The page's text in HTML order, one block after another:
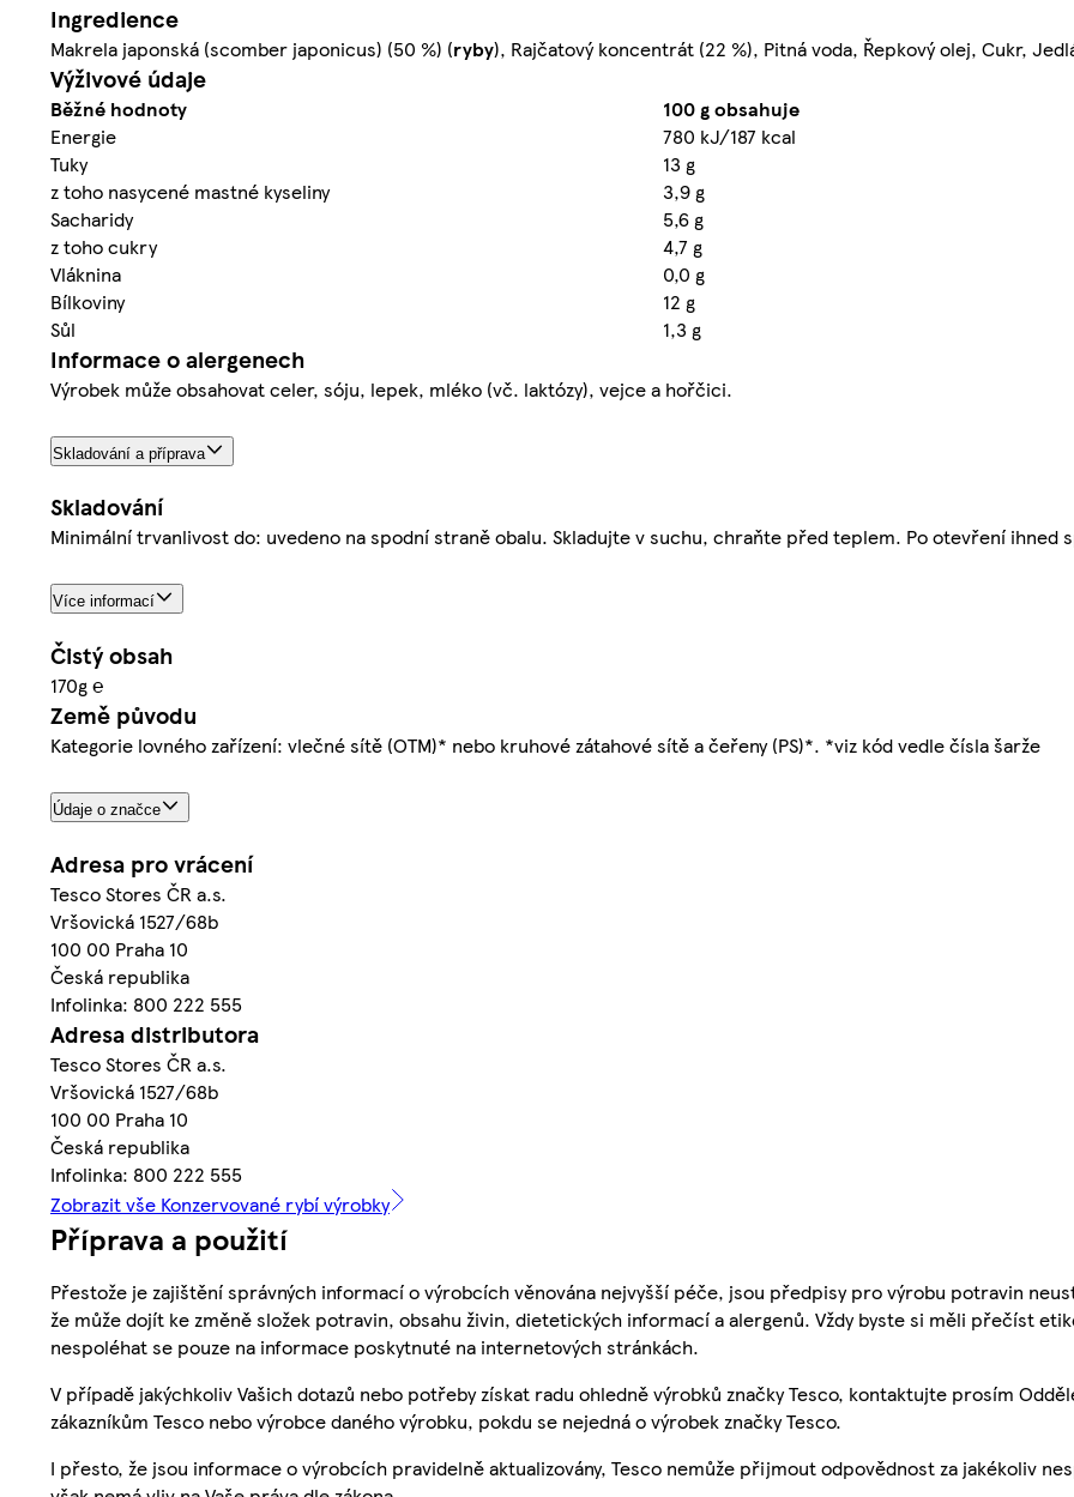
Ingredience
Makrela japonská (scomber japonicus) (50 %) (ryby), Rajčatový koncentrát (22 %), Pitná voda, Řepkový olej, Cukr,
Výživové údaje
Běžné hodnoty
100 g obsahuje
Energie
780 kJ/187 kcal
Tuky
13 g
z toho nasycené mastné kyseliny
3,9 g
Sacharidy
5,6 g
z toho cukry
4,7 g
Vláknina
0,0 g
Bílkoviny
12 g
Sůl
1,3 g
Informace o alergenech
Výrobek může obsahovat celer, sóju, lepek, mléko (vč. laktózy), vejce a hořčici.
Skladování a příprava
Skladování
Minimální trvanlivost do: uvedeno na spodní straně obalu. Skladujte v suchu, chraňte před teplem. Po otevření ihned
Více informací
Čistý obsah
170g ℮
Země původu
Kategorie lovného zařízení: vlečné sítě (OTM)* nebo kruhové zátahové sítě a čeřeny (PS)*. *viz kód vedle čísla šarže
Údaje o značce
Adresa pro vrácení
Tesco Stores ČR a.s.
Vršovická 1527/68b
100 00 Praha 10
Česká republika
Infolinka: 800 222 555
Adresa distributora
Tesco Stores ČR a.s.
Vršovická 1527/68b
100 00 Praha 10
Česká republika
Infolinka: 800 222 555
Zobrazit vše Konzervované rybí výrobky
Příprava a použití
Přestože je zajištění správných informací o výrobcích věnována nejvyšší péče, jsou předpisy pro výrobu potravin
že může dojít ke změně složek potravin, obsahu živin, dietetických informací a alergenů. Vždy byste si měli přečíst
nespoléhat se pouze na informace poskytnuté na internetových stránkách.
V případě jakýchkoliv Vašich dotazů nebo potřeby získat radu ohledně výrobků značky Tesco, kontaktujte prosím
zákazníkům Tesco nebo výrobce daného výrobku, pokdu se nejedná o výrobek značky Tesco.
I přesto, že jsou informace o výrobcích pravidelně aktualizovány, Tesco nemůže přijmout odpovědnost za jakékoliv